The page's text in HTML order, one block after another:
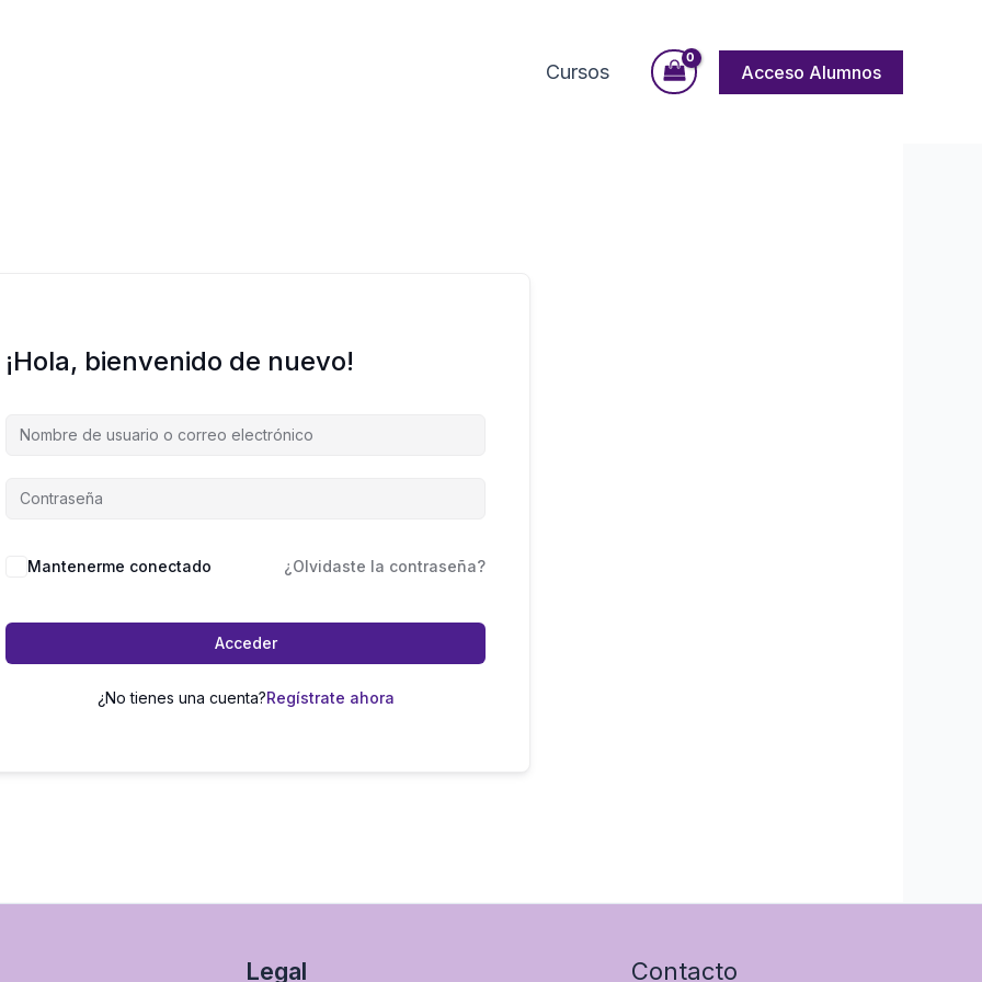
Cursos Acceso Alumnos
¡Hola, bienvenido de nuevo!
Mantenerme conectado ¿Olvidaste la contraseña?
Acceder
¿No tienes una cuenta?Regístrate ahora
Legal Contacto